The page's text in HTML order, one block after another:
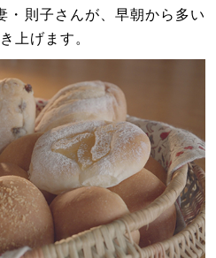
・則子さんが、早朝から多い
上げます。